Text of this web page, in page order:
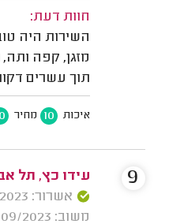
חוות דעת:
השירות היה
מזגן, קפה
תוך עשרים
איכות 10 מחיר
עידו כץ, תל
אשרור: 22/10/2023
משוב: 19/09/2023
9